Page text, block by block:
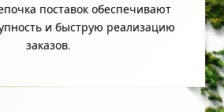
поставок обеспечивают
и быструю реализацию
заказов.